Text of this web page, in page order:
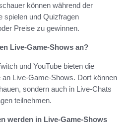
können während der
spielen und Quizfragen
Preise zu gewinnen.
Live-Game-Shows an?
und YouTube bieten die
an Live-Game-Shows. Dort können
sondern auch in Live-Chats
teilnehmen.
werden in Live-Game-Shows